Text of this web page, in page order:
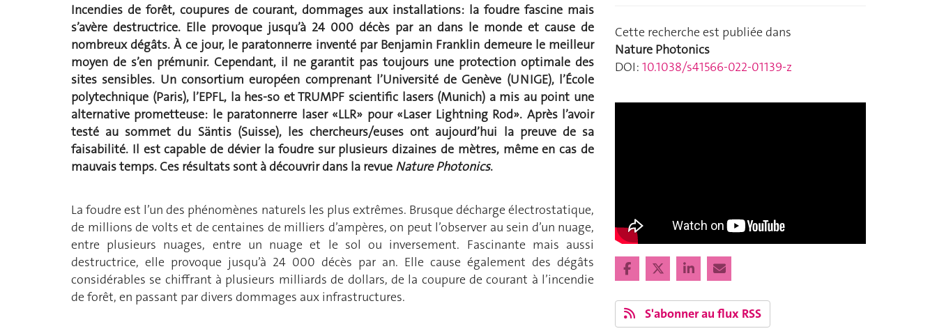
Incendies de forêt, coupures de courant, dommages aux installations: la foudre fascine mais
s’avère destructrice. Elle provoque jusqu’à 24 000 décès par an dans le monde et cause de
nombreux dégâts. À ce jour, le paratonnerre inventé par Benjamin Franklin demeure le meilleur
moyen de s’en prémunir. Cependant, il ne garantit pas toujours une protection optimale des
sites sensibles. Un consortium européen comprenant l’Université de Genève (UNIGE), l’École
polytechnique (Paris), l’EPFL, la hes-so et TRUMPF scientific lasers (Munich) a mis au point une
alternative prometteuse: le paratonnerre laser «LLR» pour «Laser Lightning Rod». Après l’avoir
testé au sommet du Säntis (Suisse), les chercheurs/euses ont aujourd’hui la preuve de sa
faisabilité. Il est capable de dévier la foudre sur plusieurs dizaines de mètres, même en cas de
mauvais temps. Ces résultats sont à découvrir dans la revue Nature Photonics.
La foudre est l’un des phénomènes naturels les plus extrêmes. Brusque décharge électrostatique,
de millions de volts et de centaines de milliers d’ampères, on peut l’observer au sein d’un nuage,
entre plusieurs nuages, entre un nuage et le sol ou inversement. Fascinante mais aussi
destructrice, elle provoque jusqu’à 24 000 décès par an. Elle cause également des dégâts
considérables se chiffrant à plusieurs milliards de dollars, de la coupure de courant à l’incendie
de forêt, en passant par divers dommages aux infrastructures.
Cette recherche est publiée dans
Nature Photonics
DOI: 10.1038/s41566-022-01139-z
S'abonner au flux RSS